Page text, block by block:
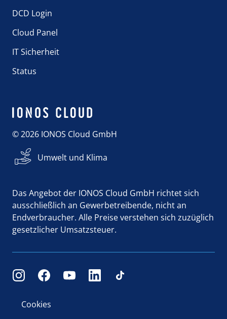
DCD Login
Cloud Panel
IT Sicherheit
Status
© 2026 IONOS Cloud GmbH
Umwelt und Klima
Das Angebot der IONOS Cloud GmbH richtet sich
ausschließlich an Gewerbetreibende, nicht an
Endverbraucher. Alle Preise verstehen sich zuzüglich
gesetzlicher Umsatzsteuer.
Cookies